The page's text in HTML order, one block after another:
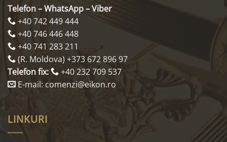
Telefon – WhatsApp – Viber
+40 742 449 444
+40 746 446 448
+40 741 283 211
(R. Moldova) +373 672 896 97
Telefon fix:
+40 232 709 537
E-mail: comenzi@eikon.ro
LINKURI